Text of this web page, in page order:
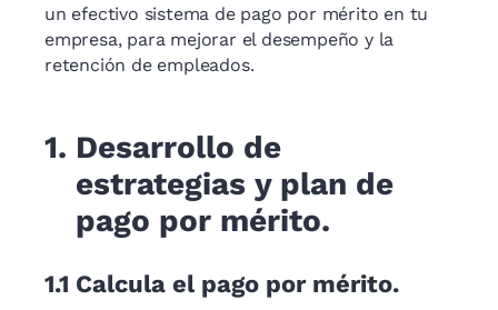
un efectivo sistema de pago por mérito en tu
empresa, para mejorar el desempeño y la
retención de empleados.
1. Desarrollo de
estrategias y plan de
pago por mérito.
1.1 Calcula el pago por mérito.